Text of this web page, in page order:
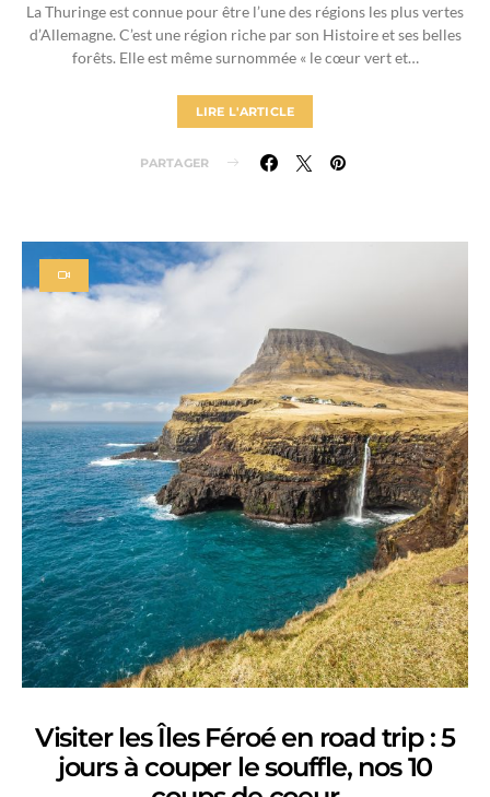
La Thuringe est connue pour être l’une des régions les plus vertes
d’Allemagne. C’est une région riche par son Histoire et ses belles
forêts. Elle est même surnommée « le cœur vert et…
LIRE L'ARTICLE
PARTAGER
Visiter les Îles Féroé en road trip : 5
jours à couper le souffle, nos 10